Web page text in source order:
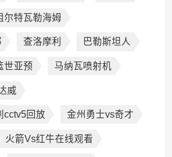
尔特瓦勒海姆
查洛摩利 巴勒斯坦人
世亚预 马纳瓦喷射机
威
cctv5回放 金州勇士vs奇才
火箭Vs红牛在线观看